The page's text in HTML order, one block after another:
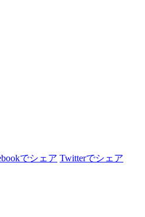
でシェア Twitterでシェア